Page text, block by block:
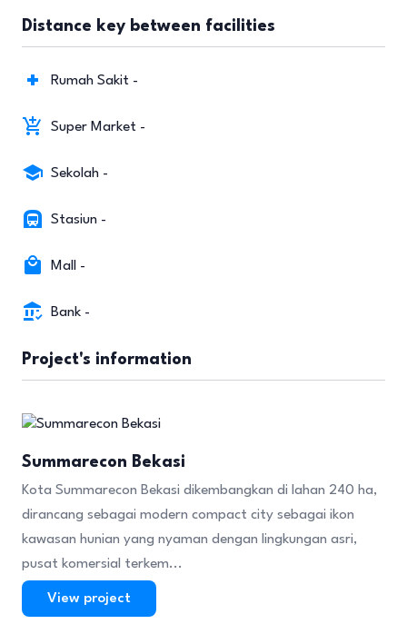
Distance key between facilities
Rumah Sakit -
Super Market -
Sekolah -
Stasiun -
Mall -
Bank -
Project's information
Summarecon Bekasi
Kota Summarecon Bekasi dikembangkan di lahan 240 ha,
dirancang sebagai modern compact city sebagai ikon
kawasan hunian yang nyaman dengan lingkungan asri,
pusat komersial terkem...
View project